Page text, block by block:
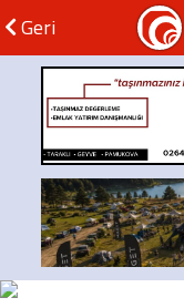
Geri